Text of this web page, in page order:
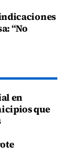
“No
en
que